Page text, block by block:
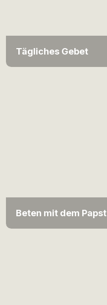
Tägliches Gebet
Beten mit dem Papst